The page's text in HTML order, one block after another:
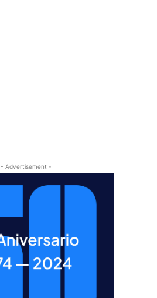
- Advertisement -